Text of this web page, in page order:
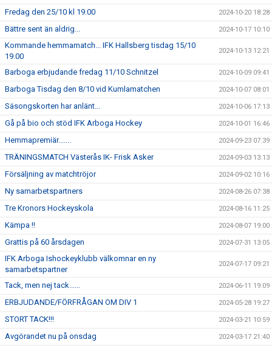
Fredag den 25/10 kl 19.00 2024-10-20 18:28
Bättre sent än aldrig... 2024-10-17 10:10
Kommande hemmamatch... IFK Hallsberg tisdag 15/10
19.00
2024-10-13 12:21
Barboga erbjudande fredag 11/10 Schnitzel 2024-10-09 09:41
Barboga Tisdag den 8/10 vid Kumlamatchen 2024-10-07 08:01
Säsongskorten har anlänt... 2024-10-06 17:13
Gå på bio och stöd IFK Arboga Hockey 2024-10-01 16:46
Hemmapremiär....... 2024-09-23 07:39
TRÄNINGSMATCH Västerås IK- Frisk Asker 2024-09-03 13:13
Försäljning av matchtröjor 2024-09-02 10:16
Ny samarbetspartners 2024-08-26 07:38
Tre Kronors Hockeyskola 2024-08-16 11:25
Kämpa !! 2024-08-07 19:00
Grattis på 60 årsdagen 2024-07-31 13:05
IFK Arboga Ishockeyklubb välkomnar en ny
samarbetspartner
2024-07-17 09:21
Tack, men nej tack...... 2024-06-11 19:09
ERBJUDANDE/FÖRFRÅGAN OM DIV 1 2024-05-28 19:27
STORT TACK!!! 2024-03-21 10:59
Avgörandet nu på onsdag 2024-03-17 21:40